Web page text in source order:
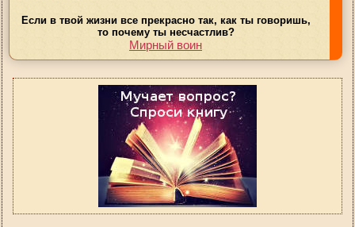
Если в твой жизни все прекрасно так, как ты говоришь,
то почему ты несчастлив?
Мирный воин